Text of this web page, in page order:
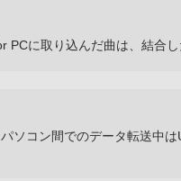
PCに取り込んだ曲は、結合
ソコン間でのデータ転送中